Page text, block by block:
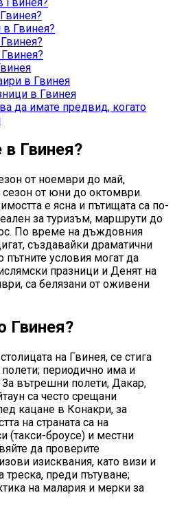
Гвинея?
в Гвинея
в Гвинея
да имате предвид, когато
в Гвинея?
от ноември до май,
от юни до октомври.
е ясна и пътищата са по-
за туризъм, маршрути до
По време на дъждовния
създавайки драматични
пътните условия могат да
празници и Денят на
са белязани от оживени
Гвинея?
на Гвинея, се стига
периодично има и
За вътрешни полети, Дакар,
са често срещани
кацане в Конакри, за
на страната са на
(такси-броусе) и местни
да проверите
изисквания, като визи и
преди пътуване;
на малария и мерки за